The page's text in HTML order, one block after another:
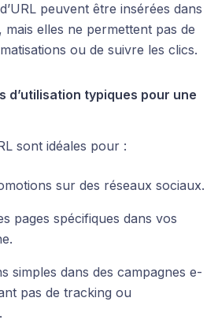
peuvent être insérées dans
elles ne permettent pas de
ou de suivre les clics.
d’utilisation typiques pour une
sont idéales pour :
sur des réseaux sociaux.
pages spécifiques dans vos
simples dans des campagnes e-
pas de tracking ou